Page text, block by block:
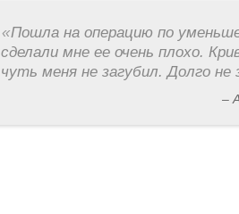
«Пошла на операцию по
сделали мне ее очень плохо.
чуть меня не загубил. Долго не
–